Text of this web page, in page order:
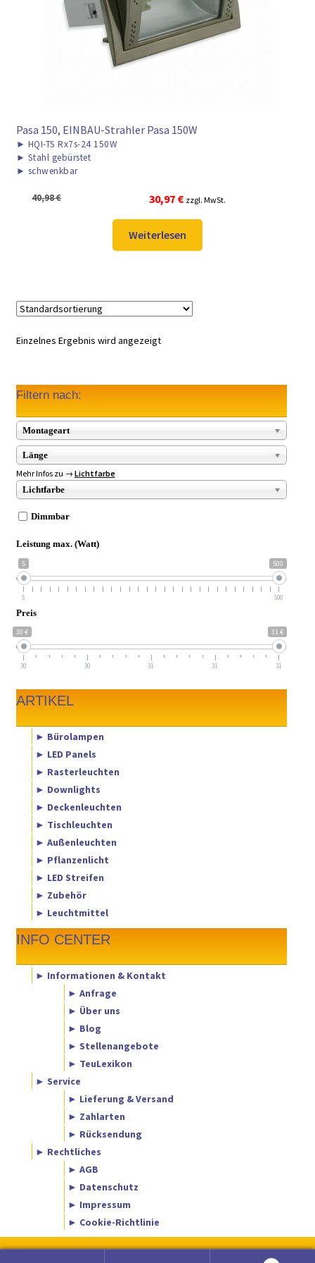
► ZAHLARTEN
► VERSANDARTEN
Pasa 150, EINBAU-Strahler Pasa 150W
► HQI-TS Rx7s-24 150W
► Stahl gebürstet
► schwenkbar
40,98€
Ursprünglicher
Preis
war:
40,98 €
30,97 €Aktueller
Preis
ist:
30,97 €.
zzgl. MwSt.
Weiterlesen
Einzelnes Ergebnis wird angezeigt
Filtern nach:
Montageart
Länge
Mehr Infos zu → Lichtfarbe
Lichtfarbe
Dimmbar
Leistung max. (Watt)
5 500
5 500
Preis
30 € 31 €
30 30 31 31 31
ARTIKEL
► Bürolampen
► LED Panels
► Rasterleuchten
► Downlights
► Deckenleuchten
► Tischleuchten
► Außenleuchten
► Pflanzenlicht
► LED Streifen
► Zubehör
► Leuchtmittel
INFO CENTER
► Informationen & Kontakt
► Anfrage
► Über uns
► Blog
► Stellenangebote
► TeuLexikon
► Service
► Lieferung & Versand
► Zahlarten
► Rücksendung
► Rechtliches
► AGB
► Datenschutz
► Impressum
► Cookie-Richtlinie